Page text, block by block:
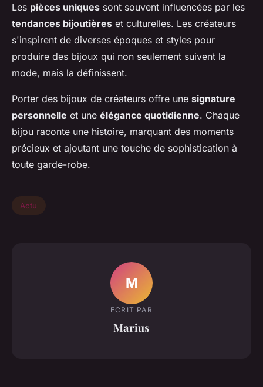
Les pièces uniques sont souvent influencées par les
tendances bijoutières et culturelles. Les créateurs
s'inspirent de diverses époques et styles pour
produire des bijoux qui non seulement suivent la
mode, mais la définissent.
Porter des bijoux de créateurs offre une signature
personnelle et une élégance quotidienne. Chaque
bijou raconte une histoire, marquant des moments
précieux et ajoutant une touche de sophistication à
toute garde-robe.
Actu
M
ECRIT PAR
Marius